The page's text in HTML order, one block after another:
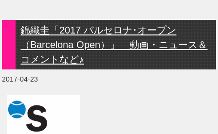
錦織圭「2017 バルセロナ･オープン
（Barcelona Open）」 動画・ニュース＆
コメントなど♪
2017-04-23